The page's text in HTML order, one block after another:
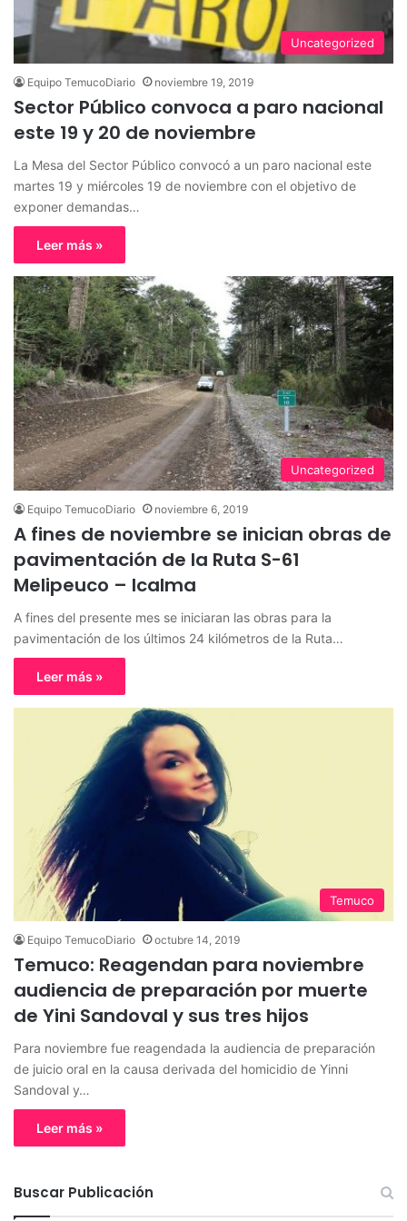
Uncategorized
Equipo TemucoDiario noviembre 19, 2019
Sector Público convoca a paro nacional
este 19 y 20 de noviembre
La Mesa del Sector Público convocó a un paro nacional este
martes 19 y miércoles 19 de noviembre con el objetivo de
exponer demandas…
Leer más »
Uncategorized
Equipo TemucoDiario noviembre 6, 2019
A fines de noviembre se inician obras de
pavimentación de la Ruta S-61
Melipeuco – Icalma
A fines del presente mes se iniciaran las obras para la
pavimentación de los últimos 24 kilómetros de la Ruta…
Leer más »
Temuco
Equipo TemucoDiario octubre 14, 2019
Temuco: Reagendan para noviembre
audiencia de preparación por muerte
de Yini Sandoval y sus tres hijos
Para noviembre fue reagendada la audiencia de preparación
de juicio oral en la causa derivada del homicidio de Yinni
Sandoval y…
Leer más »
Buscar Publicación